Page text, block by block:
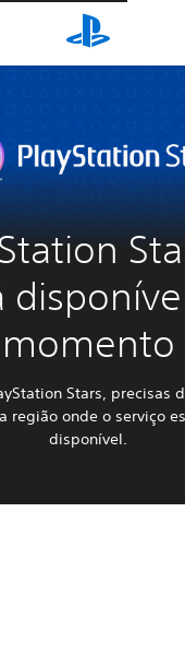
momento
Stars, precisas
região onde o serviço
disponível.